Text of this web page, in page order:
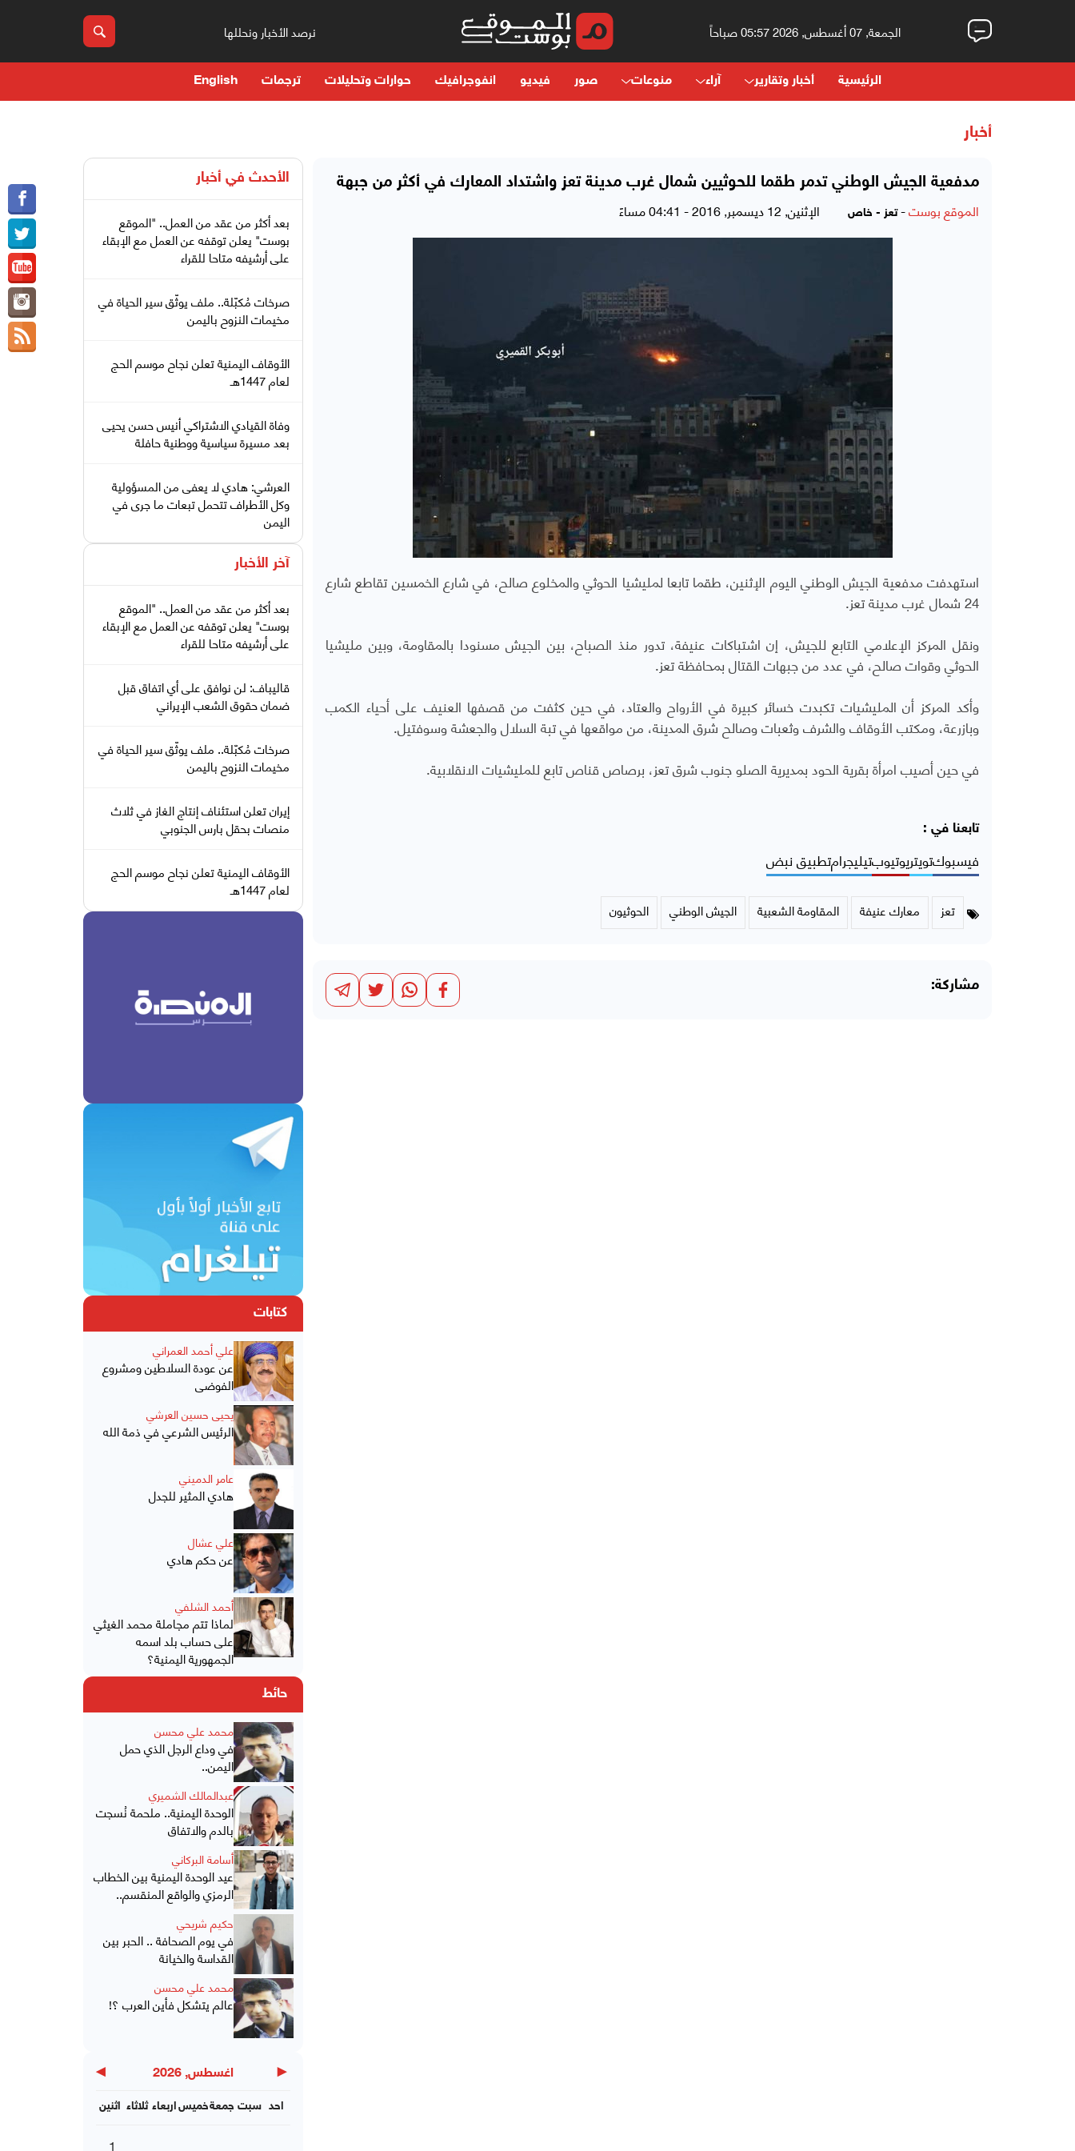
الجمعة, 07 أغسطس, 2026 05:57 صباحاً نرصد الأخبار ونحللها
الرئيسية أخبار وتقارير آراء منوعات صور فيديو انفوجرافيك حوارات وتحليلات ترجمات English
أخبار
مدفعية الجيش الوطني تدمر طقما للحوثيين شمال غرب مدينة تعز واشتداد المعارك في أكثر من جبهة
الموقع بوست-تعز - خاص الإثنين, 12 ديسمبر, 2016 - 04:41 مساءً
استهدفت مدفعية الجيش الوطني اليوم الإثنين، طقما تابعا لمليشيا الحوثي والمخلوع صالح، في شارع الخمسين تقاطع شارع
24 شمال غرب مدينة تعز.
ونقل المركز الإعلامي التابع للجيش، إن اشتباكات عنيفة، تدور منذ الصباح، بين الجيش مسنودا بالمقاومة، وبين مليشيا
الحوثي وقوات صالح، في عدد من جبهات القتال بمحافظة تعز.
وأكد المركز أن المليشيات تكبدت خسائر كبيرة في الأرواح والعتاد، في حين كثفت من قصفها العنيف على أحياء الكمب
وبازرعة، ومكتب الأوقاف والشرف وثعبات وصالح شرق المدينة، من مواقعها في تبة السلال والجعشة وسوفتيل.
في حين أصيب امرأة بقرية الحود بمديرية الصلو جنوب شرق تعز، برصاص قناص تابع للمليشيات الانقلابية.
تابعنا في :
فيسبوكتويتريوتيوبتيليجرامتطبيق نبض
تعز معارك عنيفة المقاومة الشعبية الجيش الوطني الحوثيون
مشاركة:
الأحدث في أخبار
بعد أكثر من عقد من العمل.. "الموقع
بوست" يعلن توقفه عن العمل مع الإبقاء
على أرشيفه متاحا للقراء
صرخات مُكبّلة.. ملف يوثّق سير الحياة في
مخيمات النزوح باليمن
الأوقاف اليمنية تعلن نجاح موسم الحج
لعام 1447هـ
وفاة القيادي الاشتراكي أنيس حسن يحيى
بعد مسيرة سياسية ووطنية حافلة
العرشي: هادي لا يعفى من المسؤولية
وكل الأطراف تتحمل تبعات ما جرى في
اليمن
آخر الأخبار
بعد أكثر من عقد من العمل.. "الموقع
بوست" يعلن توقفه عن العمل مع الإبقاء
على أرشيفه متاحا للقراء
قاليباف: لن نوافق على أي اتفاق قبل
ضمان حقوق الشعب الإيراني
صرخات مُكبّلة.. ملف يوثّق سير الحياة في
مخيمات النزوح باليمن
إيران تعلن استئناف إنتاج الغاز في ثلاث
منصات بحقل بارس الجنوبي
الأوقاف اليمنية تعلن نجاح موسم الحج
لعام 1447هـ
كتابات
علي أحمد العمراني
عن عودة السلاطين ومشروع
الفوضى
يحيى حسين العرشي
الرئيس الشرعي في ذمة الله
عامر الدميني
هادي المثير للجدل
علي عشال
عن حكم هادي
أحمد الشلفي
لماذا تتم مجاملة محمد الغيثي
على حساب بلد اسمه
الجمهورية اليمنية؟
حائط
محمد علي محسن
في وداع الرجل الذي حمل
اليمن..
عبدالمالك الشميري
الوحدة اليمنية.. ملحمة نُسجت
بالدم والاتفاق
أسامة البركاني
عيد الوحدة اليمنية بين الخطاب
الرمزي والواقع المنقسم..
حكيم شريحي
في يوم الصحافة .. الحبر بين
القداسة والخيانة
محمد علي محسن
عالم يتشكل فأين العرب ؟!
◀ اغسطس, 2026 ▶
اثنين ثلاثاء اربعاءخميسجمعة سبت احد
1